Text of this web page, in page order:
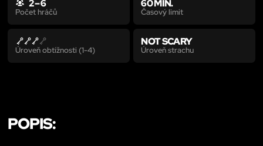
2 – 6
Počet hráčů
60 MIN.
Časový limit
Úroveň obtížnosti (1-4)
NOT SCARY
Úroveň strachu
POPIS: